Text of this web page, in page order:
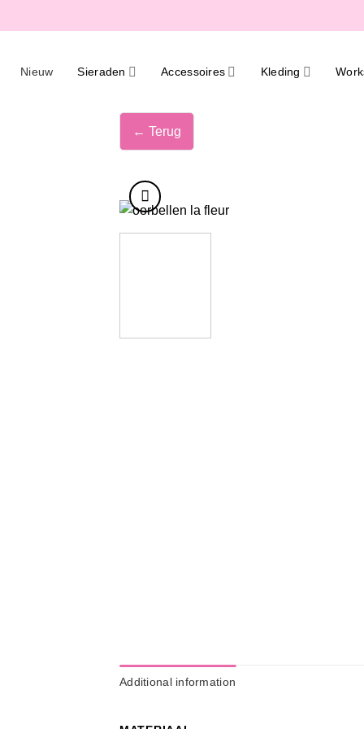
naar
Nieuw Sieraden Accessoires Kleding
← Terug
Additional information